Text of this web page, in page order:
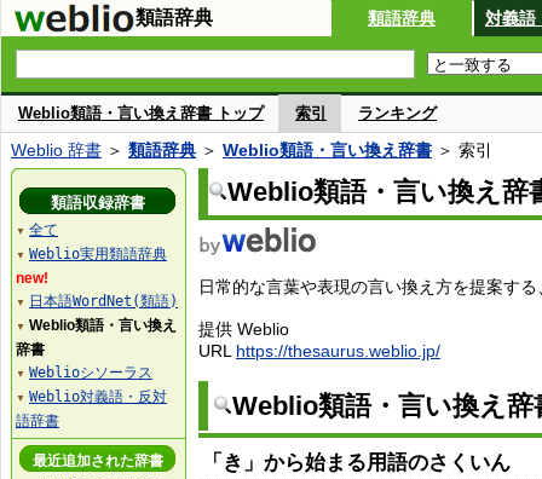
類語辞典 類語辞典 対義語
Weblio類語・言い換え辞書 トップ 索引 ランキング
Weblio 辞書 ＞ 類語辞典 ＞ Weblio類語・言い換え辞書 ＞ 索引
Weblio類語・言い換え辞
日常的な言葉や表現の言い換え方を提案す
提供 Weblio
URL https://thesaurus.weblio.jp/
Weblio類語・言い換え
「き」から始まる用語のさくいん
類語収録辞書
▼ 全て
▼ Weblio実用類語辞典
new!
▼ 日本語WordNet(類語)
▼ Weblio類語・言い換え
辞書
▼ Weblioシソーラス
▼ Weblio対義語・反対
語辞書
最近追加された辞書